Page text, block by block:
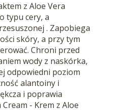
z Aloe Vera
typu cery, a
. Zapobiega
skóry, a przy tym
Chroni przed
wody z naskórka,
odpowiedni poziom
alantoiny i
i poprawia
- Krem z Aloe